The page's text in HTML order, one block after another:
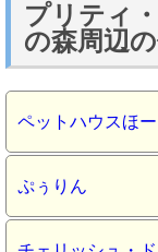
プリティ
の森周辺
ペットハウスほ
ぷぅりん